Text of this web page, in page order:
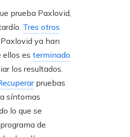
prueba Paxlovid,
Tres otros
ya han
ellos es terminado
los resultados.
pruebas
síntomas
lo que se
de